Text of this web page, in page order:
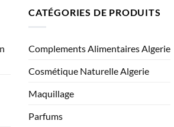
CATÉGORIES DE PRODUITS
Complements Alimentaires Algerie
Cosmétique Naturelle Algerie
Maquillage
Parfums